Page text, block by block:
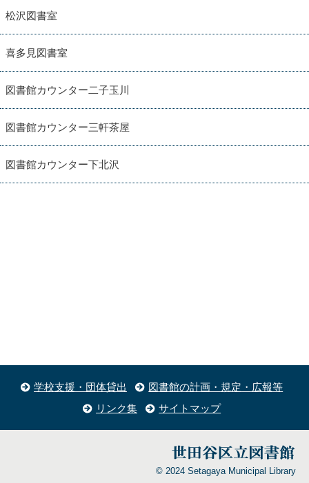
松沢図書室
喜多見図書室
図書館カウンター二子玉川
図書館カウンター三軒茶屋
図書館カウンター下北沢
学校支援・団体貸出
図書館の計画・規定・広報等
リンク集
サイトマップ
© 2024 Setagaya Municipal Library